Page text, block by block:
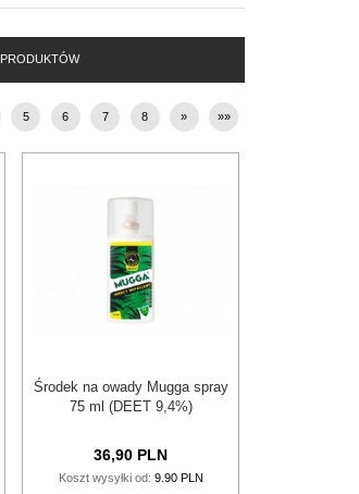
PRODUKTÓW
5 6 7 8 » »»
Środek na owady Mugga spray
75 ml (DEET 9,4%)
36,90 PLN
Koszt wysyłki od: 9.90 PLN